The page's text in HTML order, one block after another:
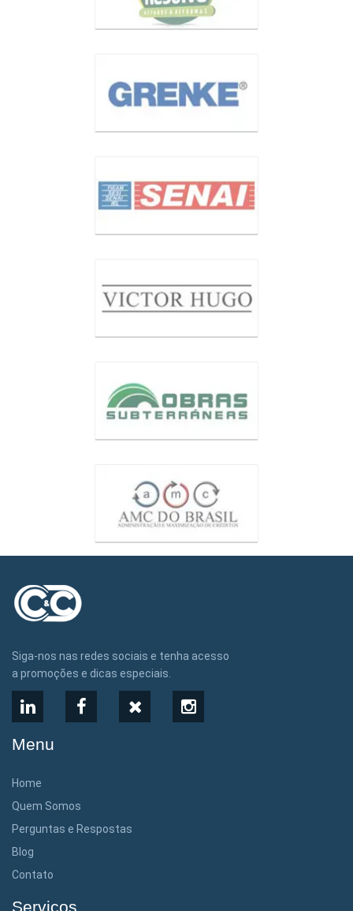
Siga-nos nas redes sociais e tenha acesso
a promoções e dicas especiais.
LinkedInFacebook Instagram
Menu
Home
Quem Somos
Perguntas e Respostas
Blog
Contato
Serviços